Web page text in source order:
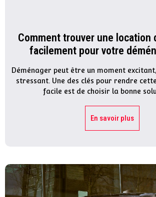
Comment trouver une location
facilement pour votre
Déménager peut être un moment
stressant. Une des clés pour rendre
facile est de choisir la bonne
En savoir plus